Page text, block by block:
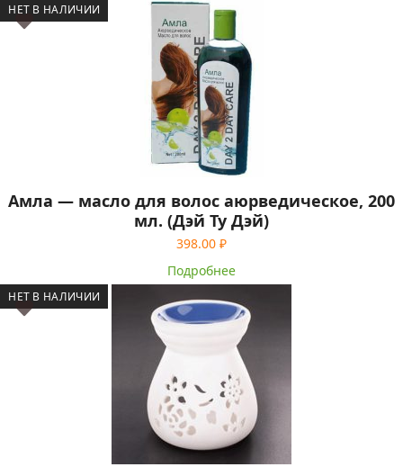
НЕТ В НАЛИЧИИ
Амла — масло для волос аюрведическое, 200
мл. (Дэй Ту Дэй)
398.00 ₽
Подробнее
НЕТ В НАЛИЧИИ